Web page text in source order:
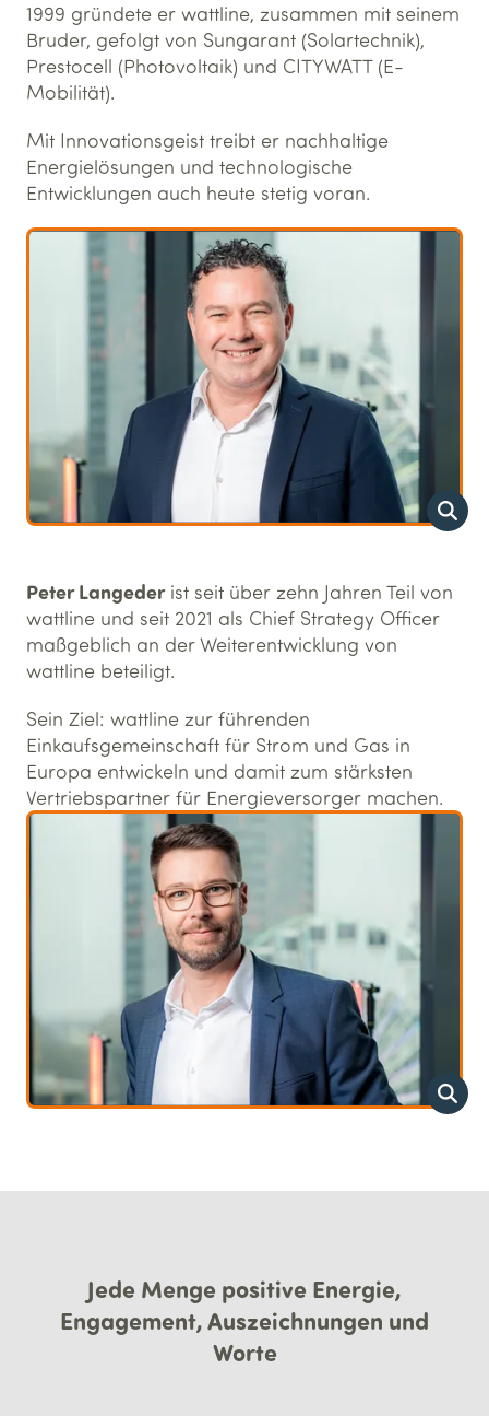
1999 gründete er wattline, zusammen mit seinem
Bruder, gefolgt von Sungarant (Solartechnik),
Prestocell (Photovoltaik) und CITYWATT (E-
Mobilität).
Mit Innovationsgeist treibt er nachhaltige
Energielösungen und technologische
Entwicklungen auch heute stetig voran.
Peter Langederist seit über zehn Jahren Teil von
wattline und seit 2021 als Chief Strategy Officer
maßgeblich an der Weiterentwicklung von
wattline beteiligt.
Sein Ziel: wattline zur führenden
Einkaufsgemeinschaft für Strom und Gas in
Europa entwickeln und damit zum stärksten
Vertriebspartner für Energieversorger machen.
Jede Menge positive Energie,
Engagement, Auszeichnungen und
Worte